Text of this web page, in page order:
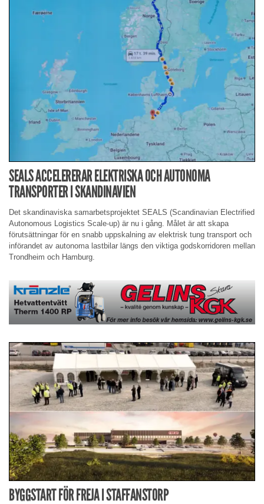
SEALS ACCELERERAR ELEKTRISKA OCH AUTONOMA
TRANSPORTER I SKANDINAVIEN
Det skandinaviska samarbetsprojektet SEALS (Scandinavian Electrified
Autonomous Logistics Scale-up) är nu i gång. Målet är att skapa
förutsättningar för en snabb uppskalning av elektrisk tung transport och
införandet av autonoma lastbilar längs den viktiga godskorridoren mellan
Trondheim och Hamburg.
BYGGSTART FÖR FREJA I STAFFANSTORP